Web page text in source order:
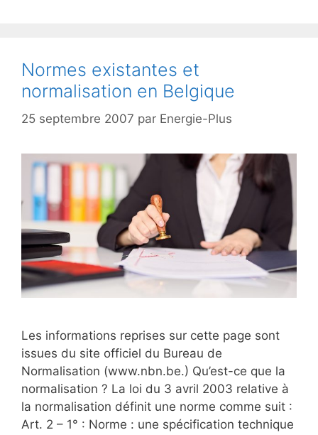
Normes existantes et
normalisation en Belgique
25 septembre 2007 par Energie-Plus
Les informations reprises sur cette page sont
issues du site officiel du Bureau de
Normalisation (www.nbn.be.) Qu’est-ce que la
normalisation ? La loi du 3 avril 2003 relative à
la normalisation définit une norme comme suit :
Art. 2 – 1° : Norme : une spécification technique